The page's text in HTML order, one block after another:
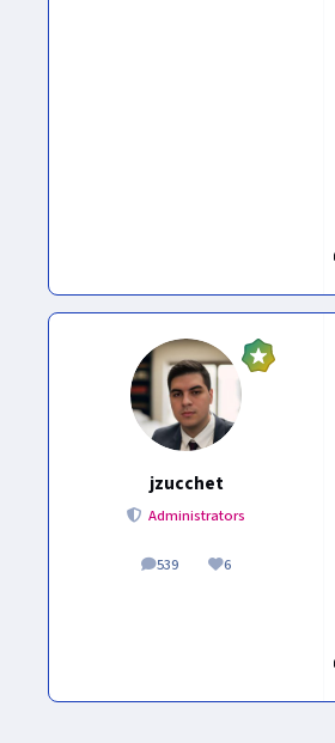
jzucchet
Administrators
539
publicaciones
6
Reputación